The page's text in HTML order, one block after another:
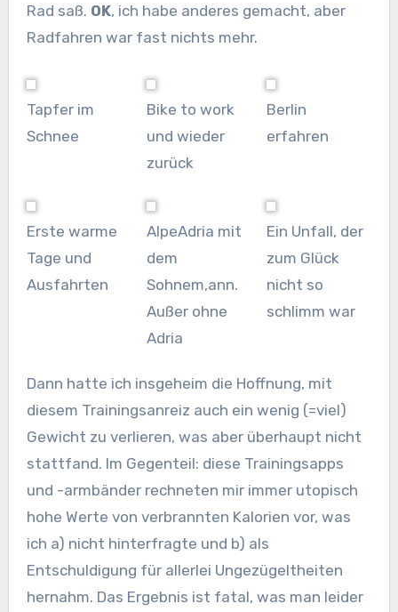
Rad saß. OK, ich habe anderes gemacht, aber
Radfahren war fast nichts mehr.
Tapfer im
Schnee
Bike to work
und wieder
zurück
Berlin
erfahren
Erste warme
Tage und
Ausfahrten
AlpeAdria mit
dem
Sohnem,ann.
Außer ohne
Adria
Ein Unfall, der
zum Glück
nicht so
schlimm war
Dann hatte ich insgeheim die Hoffnung, mit
diesem Trainingsanreiz auch ein wenig (=viel)
Gewicht zu verlieren, was aber überhaupt nicht
stattfand. Im Gegenteil: diese Trainingsapps
und -armbänder rechneten mir immer utopisch
hohe Werte von verbrannten Kalorien vor, was
ich a) nicht hinterfragte und b) als
Entschuldigung für allerlei Ungezügeltheiten
hernahm. Das Ergebnis ist fatal, was man leider